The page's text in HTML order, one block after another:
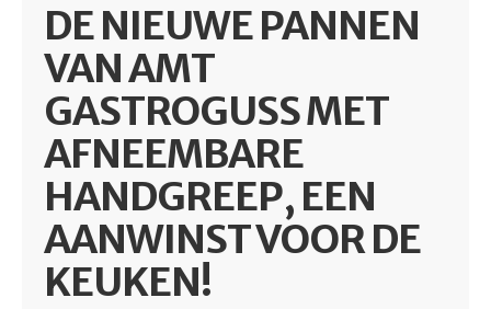
DE NIEUWE PANNEN
VAN AMT
GASTROGUSS MET
AFNEEMBARE
HANDGREEP, EEN
AANWINST VOOR DE
KEUKEN!